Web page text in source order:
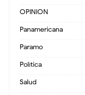
OPINION
Panamericana
Paramo
Política
Salud